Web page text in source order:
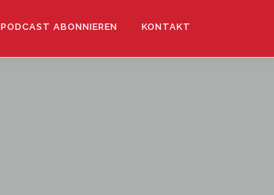
PODCAST ABONNIEREN KONTAKT